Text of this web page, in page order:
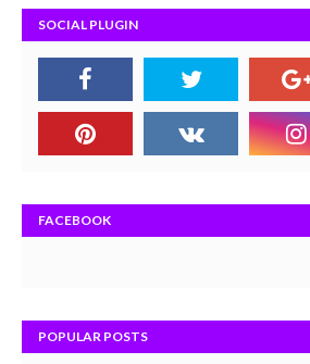
SOCIAL PLUGIN
FACEBOOK
POPULAR POSTS